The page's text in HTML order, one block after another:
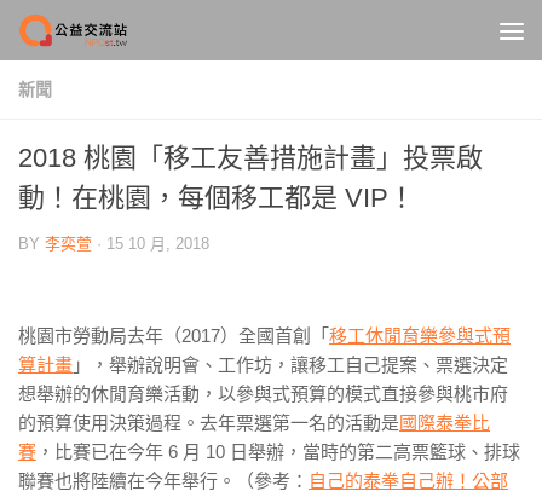
Skip to content
新聞
2018 桃園「移工友善措施計畫」投票啟
動！在桃園，每個移工都是 VIP！
BY 李奕萱 · 15 10 月, 2018
桃園市勞動局去年（2017）全國首創「 移工休閒育樂參與式預
算計畫 」，舉辦說明會、工作坊，讓移工自己提案、票選決定
想舉辦的休閒育樂活動，以參與式預算的模式直接參與桃市府
的預算使用決策過程。去年票選第一名的活動是國際泰拳比
賽 ，比賽已在今年 6 月 10 日舉辦，當時的第二高票籃球、排球
聯賽也將陸續在今年舉行。（參考： 自己的泰拳自己辦！公部